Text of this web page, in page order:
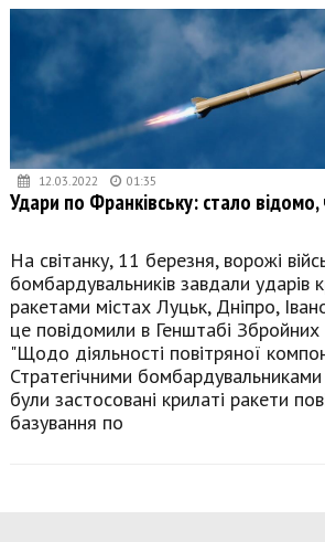
12.03.2022 01:35
Удари по Франківську: стало відомо,
На світанку, 11 березня, ворожі
бомбардувальників завдали ударів
ракетами містах Луцьк, Дніпро,
це повідомили в Генштабі Збройних
"Щодо діяльності повітряної
Стратегічними
були застосовані крилаті ракети
базування по